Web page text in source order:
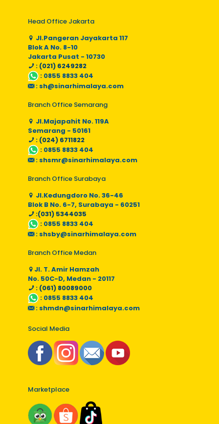
Head Office Jakarta
Jl.Pangeran Jayakarta 117
Blok A No. 8-10
Jakarta Pusat - 10730
: (021) 6249282
: 0855 8833 404
: sh@sinarhimalaya.com
Branch Office Semarang
Jl.Majapahit No. 119A
Semarang - 50161
: (024) 6711822
: 0855 8833 404
: shsmr@sinarhimalaya.com
Branch Office Surabaya
Jl.Kedungdoro No. 36-46
Blok B No. 6-7, Surabaya - 60251
:(031) 5344035
: 0855 8833 404
: shsby@sinarhimalaya.com
Branch Office Medan
Jl. T. Amir Hamzah
No. 50C-D, Medan - 20117
: (061) 80089000
: 0855 8833 404
: shmdn@sinarhimalaya.com
Social Media
Marketplace